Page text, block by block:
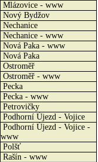
Mlázovice - www
Nový Bydžov
Nechanice
Nechanice - www
Nová Paka - www
Nová Paka
Ostroměř
Ostroměř - www
Pecka
Pecka - www
Petrovičky
Podhorní Újezd - Vojice
Podhorní Újezd - Vojice -
www
Polšť
Rašín - www